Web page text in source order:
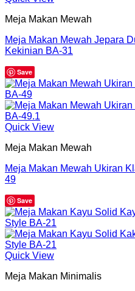
Meja Makan Mewah
Meja Makan Mewah Jepara
Kekinian BA-31
Save
Quick View
Meja Makan Mewah
Meja Makan Mewah Ukiran
49
Save
Quick View
Meja Makan Minimalis